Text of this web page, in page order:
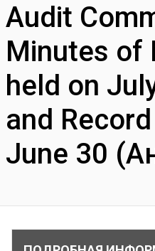
Audit
Minutes of
held on
and
June 30